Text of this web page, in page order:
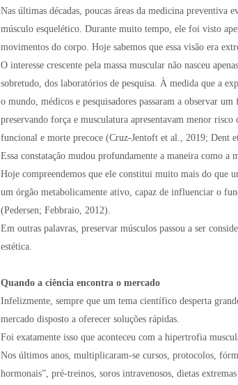
Nas últimas décadas, poucas áreas da medicina preventiva
músculo esquelético. Durante muito tempo, ele foi visto
movimentos do corpo. Hoje sabemos que essa visão era
O interesse crescente pela massa muscular não nasceu
sobretudo, dos laboratórios de pesquisa. À medida que a
o mundo, médicos e pesquisadores passaram a observar
preservando força e musculatura apresentavam menor
funcional e morte precoce (Cruz-Jentoft et al., 2019; Dent
Essa constatação mudou profundamente a maneira como a
Hoje compreendemos que ele constitui muito mais do que
um órgão metabolicamente ativo, capaz de influenciar o
(Pedersen; Febbraio, 2012).
Em outras palavras, preservar músculos passou a ser
estética.
Quando a ciência encontra o mercado
Infelizmente, sempre que um tema científico desperta
mercado disposto a oferecer soluções rápidas.
Foi exatamente isso que aconteceu com a hipertrofia
Nos últimos anos, multiplicaram-se cursos, protocolos,
hormonais”, pré-treinos, soros intravenosos, dietas